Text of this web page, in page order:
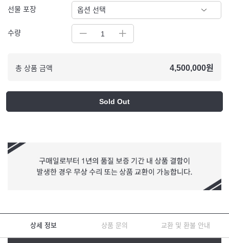
선물 포장
수량
총 상품 금액 4,500,000원
Sold Out
상세 정보 상품 문의 교환 및 환불 안내